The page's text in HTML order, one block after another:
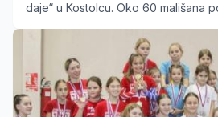
daje“ u Kostolcu. Oko 60 mališana